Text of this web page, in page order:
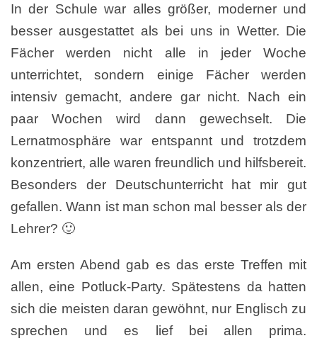
In der Schule war alles größer, moderner und
besser ausgestattet als bei uns in Wetter. Die
Fächer werden nicht alle in jeder Woche
unterrichtet, sondern einige Fächer werden
intensiv gemacht, andere gar nicht. Nach ein
paar Wochen wird dann gewechselt. Die
Lernatmosphäre war entspannt und trotzdem
konzentriert, alle waren freundlich und hilfsbereit.
Besonders der Deutschunterricht hat mir gut
gefallen. Wann ist man schon mal besser als der
Lehrer? 🙂
Am ersten Abend gab es das erste Treffen mit
allen, eine Potluck-Party. Spätestens da hatten
sich die meisten daran gewöhnt, nur Englisch zu
sprechen und es lief bei allen prima.